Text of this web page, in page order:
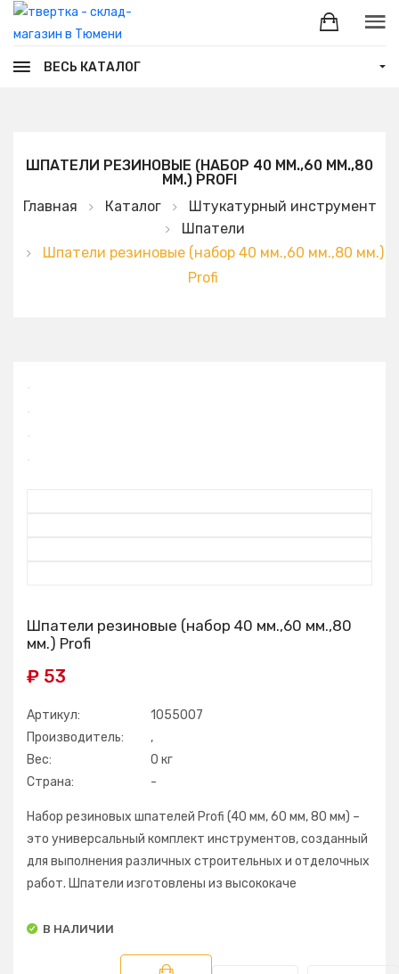
ВЕСЬ КАТАЛОГ
ШПАТЕЛИ РЕЗИНОВЫЕ (НАБОР 40 ММ.,60 ММ.,80
ММ.) PROFI
Главная
Каталог
Штукатурный инструмент
Шпатели
Шпатели резиновые (набор 40 мм.,60 мм.,80 мм.)
Profi
Шпатели резиновые (набор 40 мм.,60 мм.,80
мм.) Profi
₽ 53
Артикул:
1055007
Производитель:
,
Вес:
0 кг
Страна:
-
Набор резиновых шпателей Profi (40 мм, 60 мм, 80 мм) –
это универсальный комплект инструментов, созданный
для выполнения различных строительных и отделочных
работ. Шпатели изготовлены из высококаче
В НАЛИЧИИ